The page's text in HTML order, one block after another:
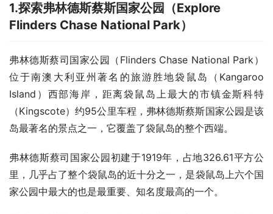
1.探索弗林德斯蔡斯国家公园（Explore
Flinders Chase National Park）
弗林德斯蔡司国家公园（Flinders Chase National Park）
位于南澳大利亚州著名的旅游胜地袋鼠岛（Kangaroo
Island）西部海岸，距离袋鼠岛上最大的市镇金斯科特
（Kingscote）约95公里车程，弗林德斯蔡斯国家公园是该
岛最著名的景点之一，它覆盖了袋鼠岛的整个西端。
弗林德斯蔡司国家公园初建于1919年，占地326.61平方公
里，几乎占了整个袋鼠岛的近十分之一，是袋鼠岛上六个国
家公园中最大的也是最重要、知名度最高的一个。